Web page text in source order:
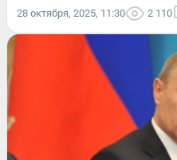
28 октября, 2025, 11:30 2 110